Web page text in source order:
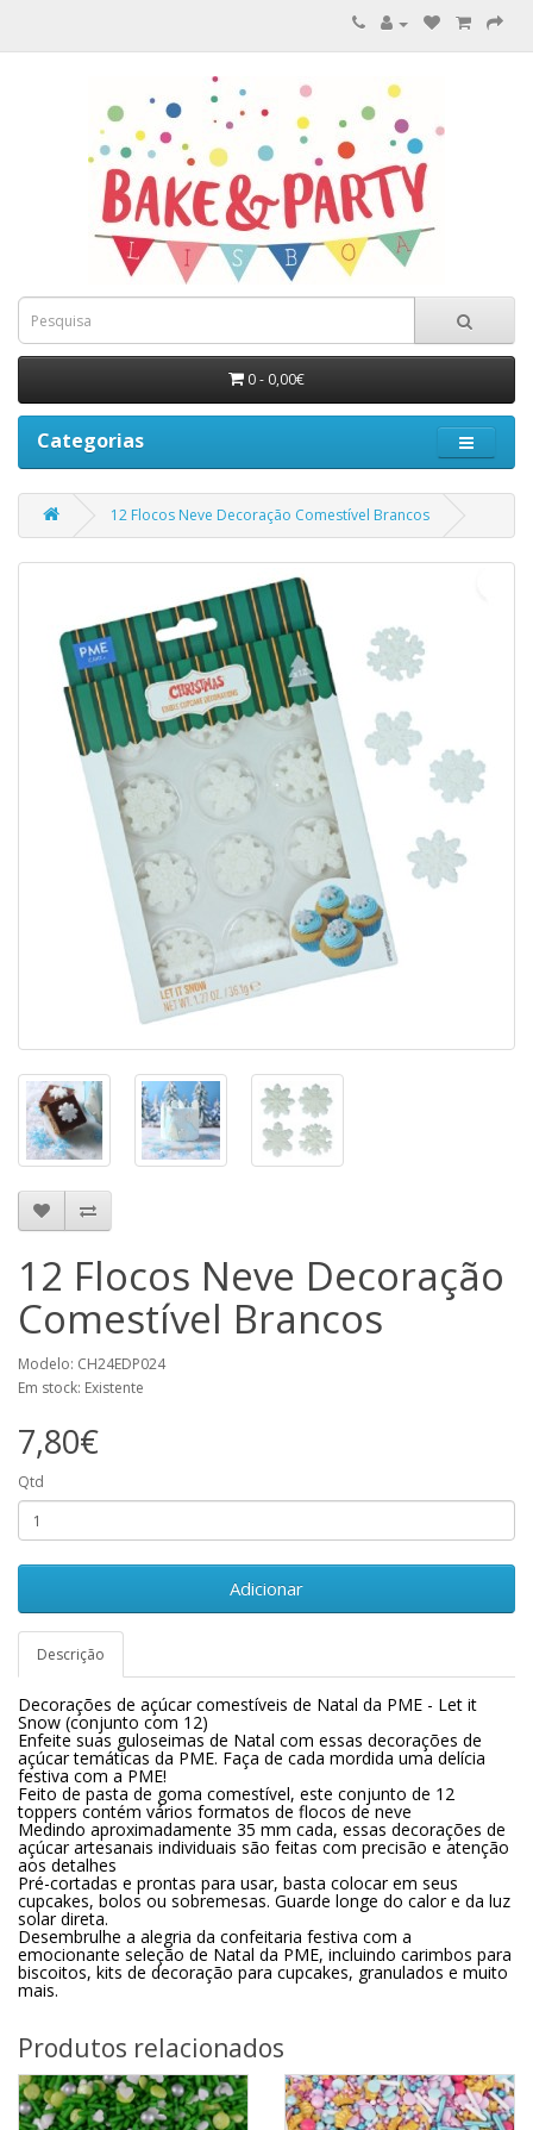
0 - 0,00€
Categorias
12 Flocos Neve Decoração Comestível Brancos
12 Flocos Neve Decoração
Comestível Brancos
Modelo: CH24EDP024
Em stock: Existente
7,80€
Qtd
Adicionar
Descrição
Decorações de açúcar comestíveis de Natal da PME - Let it
Snow (conjunto com 12)
Enfeite suas guloseimas de Natal com essas decorações de
açúcar temáticas da PME. Faça de cada mordida uma delícia
festiva com a PME!
Feito de pasta de goma comestível, este conjunto de 12
toppers contém vários formatos de flocos de neve
Medindo aproximadamente 35 mm cada, essas decorações de
açúcar artesanais individuais são feitas com precisão e atenção
aos detalhes
Pré-cortadas e prontas para usar, basta colocar em seus
cupcakes, bolos ou sobremesas. Guarde longe do calor e da luz
solar direta.
Desembrulhe a alegria da confeitaria festiva com a
emocionante seleção de Natal da PME, incluindo carimbos para
biscoitos, kits de decoração para cupcakes, granulados e muito
mais.
Produtos relacionados